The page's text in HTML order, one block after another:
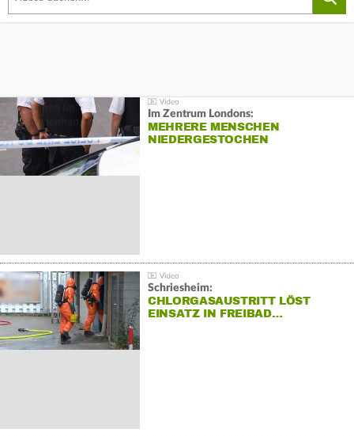
Im Zentrum Londons:
MEHRERE MENSCHEN
NIEDERGESTOCHEN
Schriesheim:
CHLORGASAUSTRITT LÖST
EINSATZ IN FREIBAD…